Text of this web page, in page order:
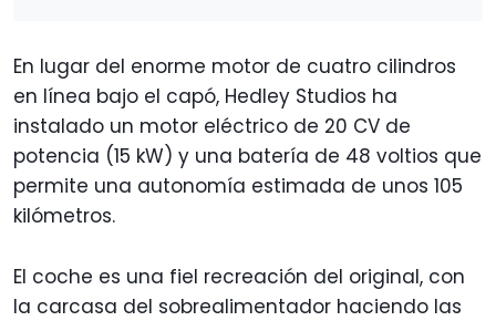
En lugar del enorme motor de cuatro cilindros
en línea bajo el capó, Hedley Studios ha
instalado un motor eléctrico de 20 CV de
potencia (15 kW) y una batería de 48 voltios que
permite una autonomía estimada de unos 105
kilómetros.
El coche es una fiel recreación del original, con
la carcasa del sobrealimentador haciendo las